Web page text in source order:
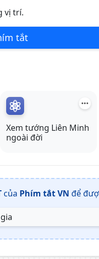
vị trí.
tắt
Xem tướng Liên Minh
ngoài đời
của Phím tắt VN để